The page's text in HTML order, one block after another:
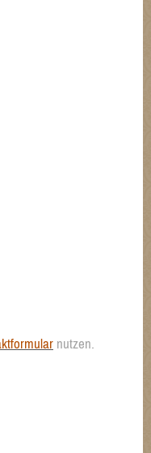
nutzen.